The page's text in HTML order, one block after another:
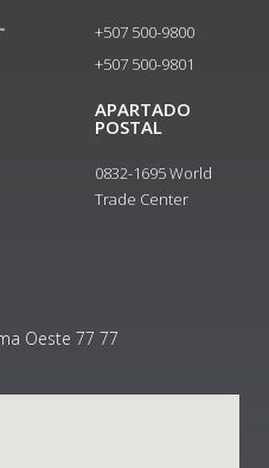
+507 500-9800
+507 500-9801​
APARTADO
POSTAL
0832-1695 World
Trade Center
Oeste 77 77